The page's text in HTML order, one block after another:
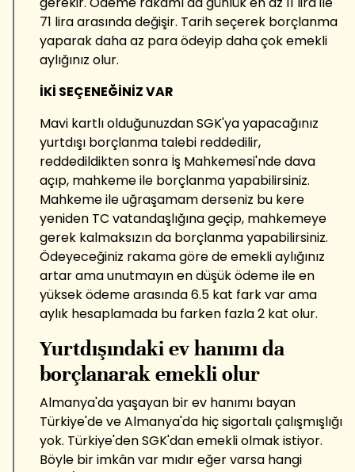
71 lira arasında değişir. Tarih seçerek borçlanma
yaparak daha az para ödeyip daha çok emekli
aylığınız olur.
İKİ SEÇENEĞİNİZ VAR
Mavi kartlı olduğunuzdan SGK'ya yapacağınız
yurtdışı borçlanma talebi reddedilir,
reddedildikten sonra İş Mahkemesi'nde dava
açıp, mahkeme ile borçlanma yapabilirsiniz.
Mahkeme ile uğraşamam derseniz bu kere
yeniden TC vatandaşlığına geçip, mahkemeye
gerek kalmaksızın da borçlanma yapabilirsiniz.
Ödeyeceğiniz rakama göre de emekli aylığınız
artar ama unutmayın en düşük ödeme ile en
yüksek ödeme arasında 6.5 kat fark var ama
aylık hesaplamada bu farken fazla 2 kat olur.
Yurtdışındaki ev hanımı da
borçlanarak emekli olur
Almanya'da yaşayan bir ev hanımı bayan
Türkiye'de ve Almanya'da hiç sigortalı çalışmışlığı
yok. Türkiye'den SGK'dan emekli olmak istiyor.
Böyle bir imkân var mıdır eğer varsa hangi